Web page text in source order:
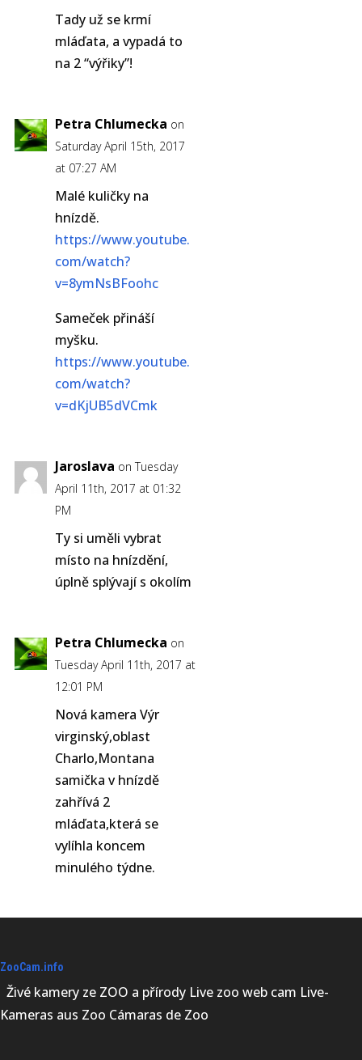
Tady už se krmí
mláďata, a vypadá to
na 2 “výřiky”!
Petra Chlumecka on
Saturday April 15th, 2017
at 07:27 AM
Malé kuličky na
hnízdě.
https://www.youtube.
com/watch?
v=8ymNsBFoohc
Sameček přináší
myšku.
https://www.youtube.
com/watch?
v=dKjUB5dVCmk
Jaroslava on Tuesday
April 11th, 2017 at 01:32
PM
Ty si uměli vybrat
místo na hnízdění,
úplně splývají s okolím
Petra Chlumecka on
Tuesday April 11th, 2017 at
12:01 PM
Nová kamera Výr
virginský,oblast
Charlo,Montana
samička v hnízdě
zahřívá 2
mláďata,která se
vylíhla koncem
minulého týdne.
ZooCam.info
Živé kamery ze ZOO a přírody Live zoo web cam Live-
Kameras aus Zoo Cámaras de Zoo